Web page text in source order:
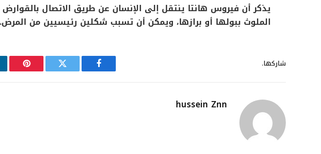
يذكر أن فيروس هانتا ينتقل إلى الإنسان عن طريق الاتصال
الملوث ببولها أو برازها، ويمكن أن تسبب شكلين رئيسيين من المرض.
شاركها.
فيسبوك تويتر
hussein Znn